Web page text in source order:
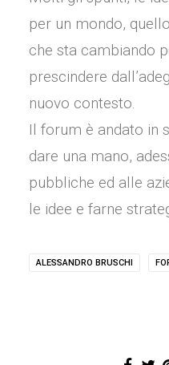
per un mondo,
che sta cambiando
prescindere
nuovo contesto.
Il forum è andato in
dare una mano,
pubbliche ed alle
le idee e farne
ALESSANDRO BRUSCHI